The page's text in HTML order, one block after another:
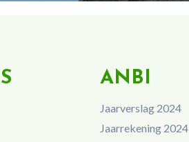
ANBI
Jaarverslag 2024
Jaarrekening 2024